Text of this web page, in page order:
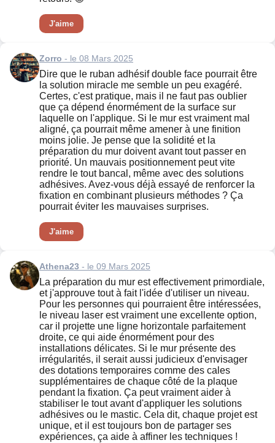
J'aime
Zorro - le 08 Mars 2025
Dire que le ruban adhésif double face pourrait être
la solution miracle me semble un peu exagéré.
Certes, c'est pratique, mais il ne faut pas oublier
que ça dépend énormément de la surface sur
laquelle on l'applique. Si le mur est vraiment mal
aligné, ça pourrait même amener à une finition
moins jolie. Je pense que la solidité et la
préparation du mur doivent avant tout passer en
priorité. Un mauvais positionnement peut vite
rendre le tout bancal, même avec des solutions
adhésives. Avez-vous déjà essayé de renforcer la
fixation en combinant plusieurs méthodes ? Ça
pourrait éviter les mauvaises surprises.
J'aime
Athena23 - le 09 Mars 2025
La préparation du mur est effectivement primordiale,
et j'approuve tout à fait l'idée d'utiliser un niveau.
Pour les personnes qui pourraient être intéressées,
le niveau laser est vraiment une excellente option,
car il projette une ligne horizontale parfaitement
droite, ce qui aide énormément pour des
installations délicates. Si le mur présente des
irrégularités, il serait aussi judicieux d'envisager
des dotations temporaires comme des cales
supplémentaires de chaque côté de la plaque
pendant la fixation. Ça peut vraiment aider à
stabiliser le tout avant d'appliquer les solutions
adhésives ou le mastic. Cela dit, chaque projet est
unique, et il est toujours bon de partager ses
expériences, ça aide à affiner les techniques !